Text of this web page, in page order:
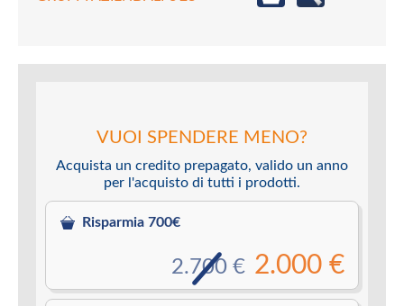
VUOI SPENDERE MENO?
Acquista un credito prepagato, valido un anno
per l'acquisto di tutti i prodotti.
Risparmia 700€
2.000 €
2.700 €